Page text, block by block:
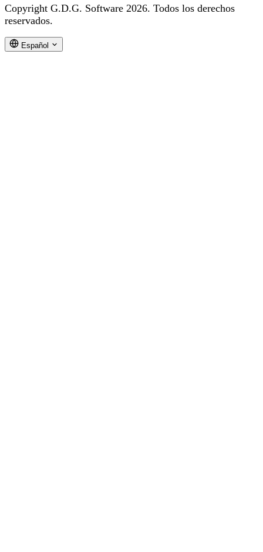
Copyright G.D.G. Software 2026. Todos los derechos
reservados.
Español